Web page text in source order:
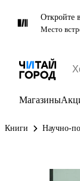
Откройте
Место
Магазины
Книги Научно-